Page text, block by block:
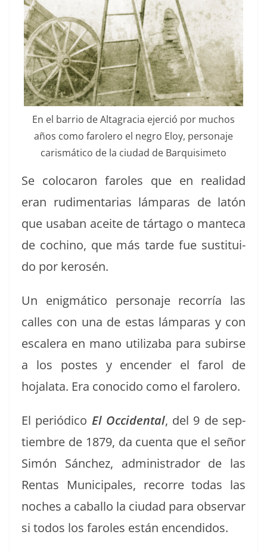
En el bar­rio de Alt­a­gra­cia ejer­ció por muchos
años como farolero el negro Eloy, per­son­aje
caris­máti­co de la ciu­dad de Barquisimeto
Se colo­caron faroles que en real­i­dad
eran rudi­men­ta­rias lám­paras de latón
que usa­ban aceite de tárta­go o man­te­ca
de cochi­no, que más tarde fue susti­tu­i­
do por kerosén.
Un enig­máti­co per­son­aje recor­ría las
calles con una de estas lám­paras y con
escalera en mano uti­liz­a­ba para subirse
a los postes y encen­der el farol de
hojala­ta. Era cono­ci­do como el farolero.
El per­iódi­co El Occi­den­tal, del 9 de sep­
tiem­bre de 1879, da cuen­ta que el señor
Simón Sánchez, admin­istrador de las
Rentas Munic­i­pales, recorre todas las
noches a cabal­lo la ciu­dad para obser­var
si todos los faroles están encendidos.